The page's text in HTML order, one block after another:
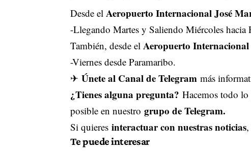
Desde el Aeropuerto Internacional José
-Llegando Martes y Saliendo Miércoles hacia
También, desde el Aeropuerto
-Viernes desde Paramaribo.
✈ Únete al Canal de Telegram más
¿Tienes alguna pregunta? Hacemos todo lo
posible en nuestro grupo de Telegram.
Si quieres interactuar con nuestras noticias,
Te puede interesar